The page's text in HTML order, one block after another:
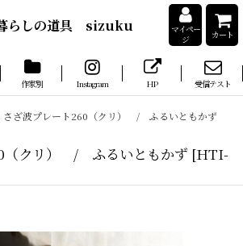
らしの道具 sizuku
マイペー
ジ
カート
作家別 Instagram HP 受信テスト
さざ波プレート260（クリ） / ふるいともかず
（クリ） / ふるいともかず [HTI-